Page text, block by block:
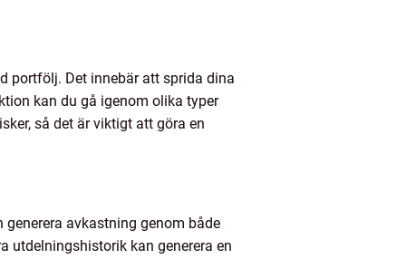
portfölj. Det innebär att sprida dina
kan du gå igenom olika typer
så det är viktigt att göra en
avkastning genom både
utdelningshistorik kan generera en